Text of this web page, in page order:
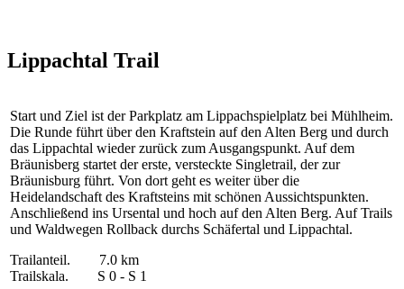
Lippachtal Trail
Start und Ziel ist der Parkplatz am Lippachspielplatz bei Mühlheim.
Die Runde führt über den Kraftstein auf den Alten Berg und durch
das Lippachtal wieder zurück zum Ausgangspunkt. Auf dem
Bräunisberg startet der erste, versteckte Singletrail, der zur
Bräunisburg führt. Von dort geht es weiter über die
Heidelandschaft des Kraftsteins mit schönen Aussichtspunkten.
Anschließend ins Ursental und hoch auf den Alten Berg. Auf Trails
und Waldwegen Rollback durchs Schäfertal und Lippachtal.
Trailanteil. 7.0 km
Trailskala. S 0 - S 1